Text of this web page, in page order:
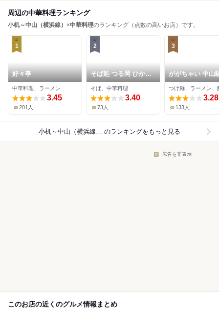
周辺の中華料理ランキング
小机～中山（横浜線） ×中華料理のランキング（点数の高いお店）です。
1
好々亭
中華料理、ラーメン
3.45
201人
2
そば処 つる岡 ひかり
が丘店
そば、中華料理
3.40
73人
3
ががちゃい 中山
店
つけ麺、ラーメン、
3.28
133人
小机～中山（横浜線）×中華料理 のランキングをもっと見る
広告を非表示
このお店の近くのグルメ情報まとめ